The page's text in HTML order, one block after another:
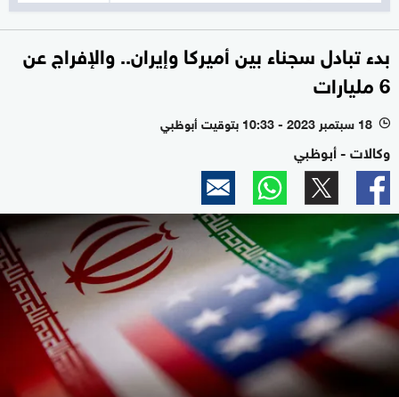
بدء تبادل سجناء بين أميركا وإيران.. والإفراج عن
6 مليارات
l 18 سبتمبر 2023 - 10:33 بتوقيت أبوظبي
وكالات - أبوظبي